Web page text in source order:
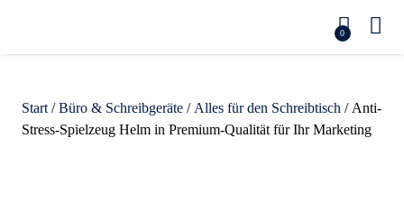
0
Start /Büro & Schreibgeräte / Alles für den Schreibtisch / Anti-
Stress-Spielzeug Helm in Premium-Qualität für Ihr Marketing